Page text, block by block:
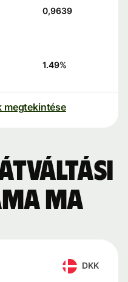
0,9639
1.49%
megtekintése
átváltási
ma
DKK